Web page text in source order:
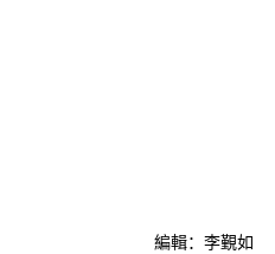
編輯：李覲如